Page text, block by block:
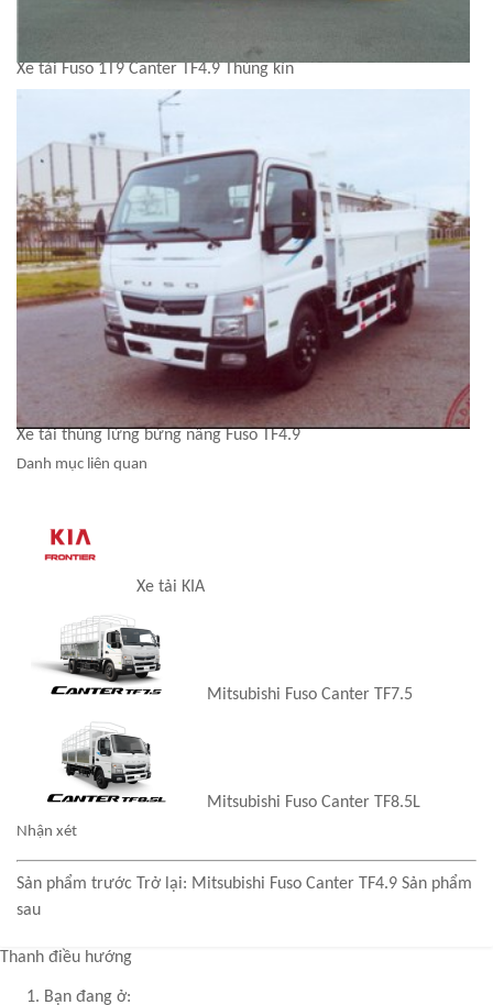
Xe tải Fuso 1T9 Canter TF4.9 Thùng kín
Xe tải thùng lửng bửng nâng Fuso TF4.9
Danh mục liên quan
Xe tải KIA
Mitsubishi Fuso Canter TF7.5
Mitsubishi Fuso Canter TF8.5L
Nhận xét
Sản phẩm trước Trở lại: Mitsubishi Fuso Canter TF4.9 Sản phẩm
sau
Thanh điều hướng
Bạn đang ở: